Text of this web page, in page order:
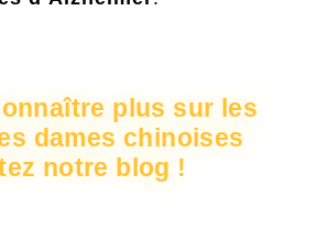
plus sur les
dames chinoises
notre blog !